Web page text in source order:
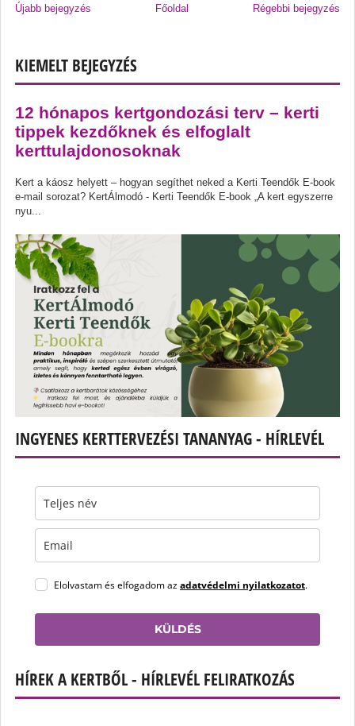
Újabb bejegyzés Régebbi bejegyzés
Főoldal
KIEMELT BEJEGYZÉS
12 hónapos kertgondozási terv – kerti
tippek kezdőknek és elfoglalt
kerttulajdonosoknak
Kert a káosz helyett – hogyan segíthet neked a Kerti Teendők E-book
e-mail sorozat? KertÁlmodó - Kerti Teendők E-book „A kert egyszerre
nyu...
INGYENES KERTTERVEZÉSI TANANYAG - HÍRLEVÉL
Elolvastam és elfogadom azadatvédelmi nyilatkozatot.
KÜLDÉS
HÍREK A KERTBŐL - HÍRLEVÉL FELIRATKOZÁS